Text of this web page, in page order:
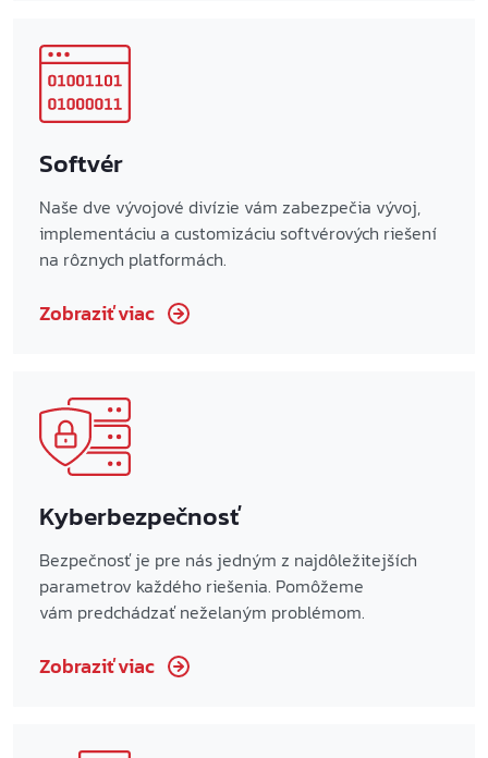
Softvér
Naše dve vývojové divízie vám zabezpečia vývoj,
implementáciu a customizáciu softvérových riešení
na rôznych platformách.
Zobraziť viac
Kyberbezpečnosť
Bezpečnosť je pre nás jedným z najdôležitejších
parametrov každého riešenia. Pomôžeme
vám predchádzať neželaným problémom.
Zobraziť viac